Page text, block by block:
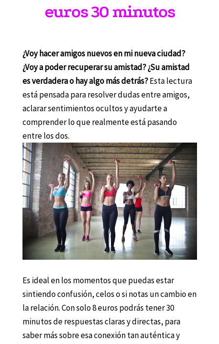
euros 30 minutos
¿Voy hacer amigos nuevos en mi nueva ciudad?
¿Voy a poder recuperar su amistad? ¿Su amistad
es verdadera o hay algo más detrás?Esta lectura
está pensada para resolver dudas entre amigos,
aclarar sentimientos ocultos y ayudarte a
comprender lo que realmente está pasando
entre los dos.
Es ideal en los momentos que puedas estar
sintiendo confusión, celos o si notas un cambio en
la relación. Con solo 8 euros podrás tener 30
minutos de respuestas claras y directas, para
saber más sobre esa conexión tan auténtica y